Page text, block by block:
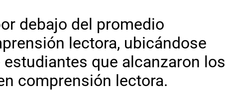
debajo del promedio
lectora, ubicándose
que alcanzaron los
comprensión lectora.